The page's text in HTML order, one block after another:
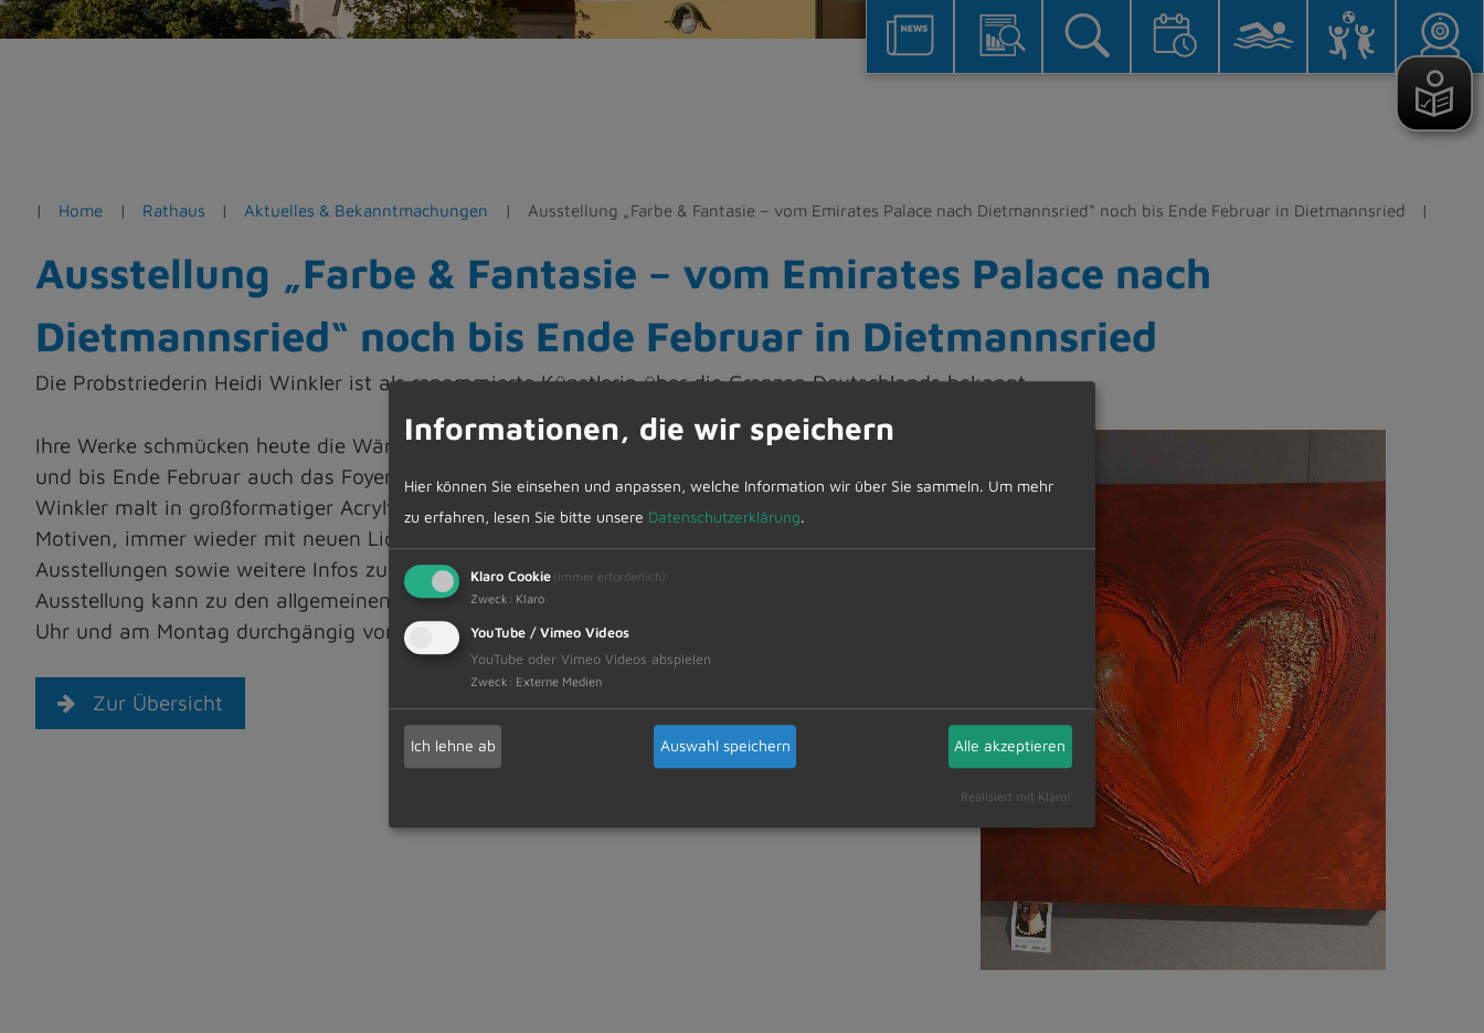
e
n
Home Rathaus Aktuelles & Bekanntmachungen Ausstellung „Farbe & Fantasie – vom Emirates Palace nach Dietmannsried“ noch bis Ende Februar in Dietmannsried
Ausstellung „Farbe & Fantasie – vom Emirates Palace nach
Dietmannsried“ noch bis Ende Februar in Dietmannsried
Die Probstriederin Heidi Winkler ist als renommierte Künstlerin über die Grenzen Deutschlands bekannt.
Ihre Werke schmücken heute die Wände vieler Kunstsammler, prominenter Persönlichkeiten
und bis Ende Februar auch das Foyer mit erstem Stock des Rathauses in Dietmannsried. Frau
Winkler malt in großformatiger Acryltechnik und widmet sich vorzugsweise abstrakten
Motiven, immer wieder mit neuen Licht- und Farbeffekten. Die weltweiten Kontakte und
Ausstellungen sowie weitere Infos zur Künstlerin finden Sie unter www.heidi-winkler.de. Die
Ausstellung kann zu den allgemeinen Öffnungszeiten, Dienstag bis Freitag von 8.00 – 12.00
Uhr und am Montag durchgängig von 8.00 Uhr bis 18.00 Uhr, besucht werden.
Zur Übersicht
Informationen, die wir speichern
Hier können Sie einsehen und anpassen, welche Information wir über Sie sammeln. Um mehr
zu erfahren, lesen Sie bitte unsere Datenschutzerklärung.
Klaro Cookie (immer erforderlich)
Zweck : Klaro
YouTube / Vimeo Videos
YouTube oder Vimeo Videos abspielen
Zweck : Externe Medien
Ich lehne ab Auswahl speichern Alle akzeptieren
Realisiert mit Klaro!